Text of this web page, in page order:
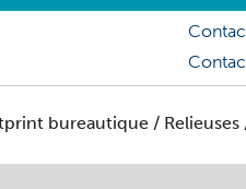
bureautique / Relieuses